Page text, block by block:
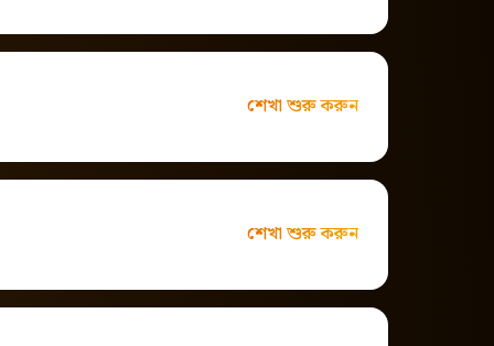
শেখা শুরু করুন
শেখা শুরু করুন